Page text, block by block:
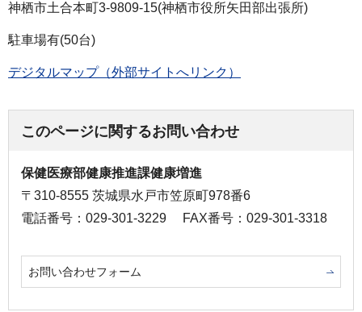
神栖市土合本町3-9809-15(神栖市役所矢田部出張所)
駐車場有(50台)
デジタルマップ（外部サイトへリンク）
このページに関するお問い合わせ
保健医療部健康推進課健康増進
〒310-8555 茨城県水戸市笠原町978番6
電話番号：029-301-3229
FAX番号：029-301-3318
お問い合わせフォーム